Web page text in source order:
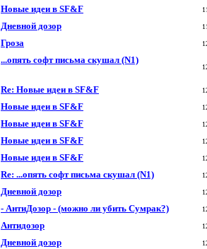
Hовые идеи в SF&F
Дневной дозор
Гроза
...опять софт письма скушал (N1)
Re: Новые идеи в SF&F
Hовые идеи в SF&F
Hовые идеи в SF&F
Hовые идеи в SF&F
Hовые идеи в SF&F
Re: ...опять софт письма скушал (N1)
Дневной дозор
- АнтиДозор - (можно ли убить Сумрак?)
Антидозор
Дневной дозор